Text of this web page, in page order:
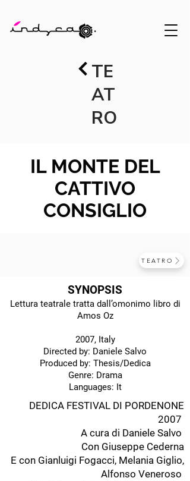
TE
AT
RO
IL MONTE DEL
CATTIVO
CONSIGLIO
TEATRO
SYNOPSIS
Lettura teatrale tratta dall’omonimo libro di
Amos Oz
2007, Italy
Directed by: Daniele Salvo
Produced by: Thesis/Dedica
Genre: Drama
Languages: It
DEDICA FESTIVAL DI PORDENONE
2007
A cura di Daniele Salvo
Con Giuseppe Cederna
E con Gianluigi Fogacci, Melania Giglio,
Alfonso Veneroso